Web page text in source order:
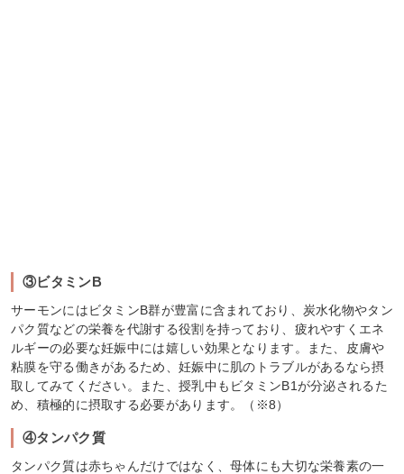
③ビタミンB
サーモンにはビタミンB群が豊富に含まれており、炭水化物やタン
パク質などの栄養を代謝する役割を持っており、疲れやすくエネ
ルギーの必要な妊娠中には嬉しい効果となります。また、皮膚や
粘膜を守る働きがあるため、妊娠中に肌のトラブルがあるなら摂
取してみてください。また、授乳中もビタミンB1が分泌されるた
め、積極的に摂取する必要があります。（※8）
④タンパク質
タンパク質は赤ちゃんだけではなく、母体にも大切な栄養素の一